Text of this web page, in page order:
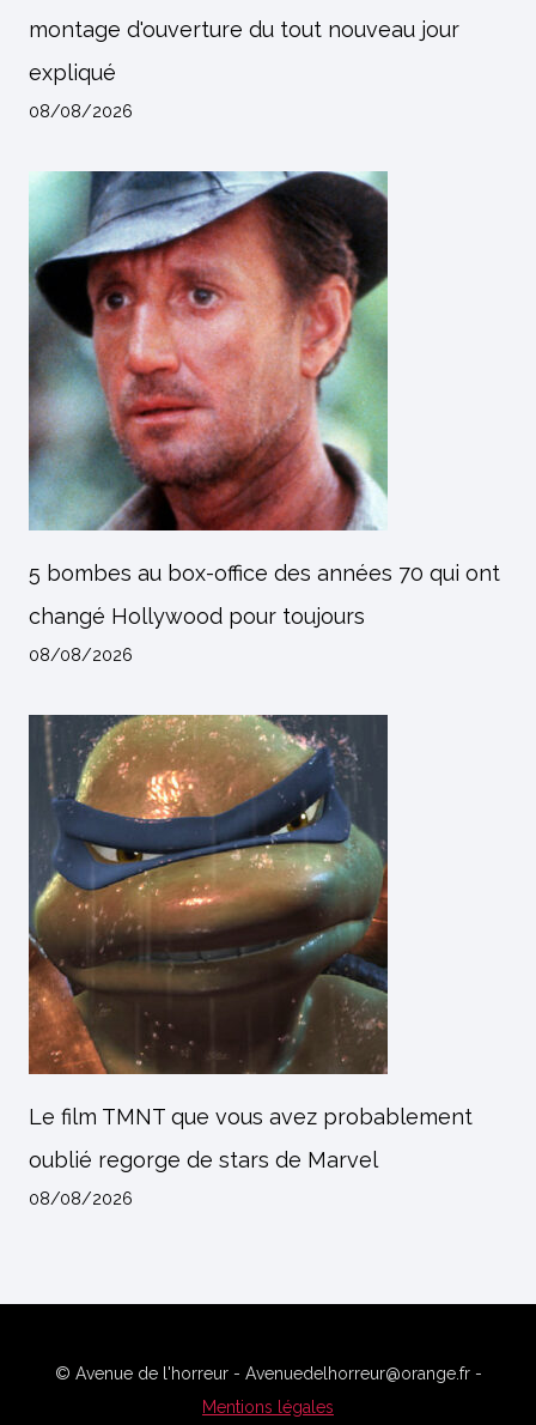
montage d'ouverture du tout nouveau jour
expliqué
08/08/2026
5 bombes au box-office des années 70 qui ont
changé Hollywood pour toujours
08/08/2026
Le film TMNT que vous avez probablement
oublié regorge de stars de Marvel
08/08/2026
© Avenue de l'horreur - Avenuedelhorreur@orange.fr -
Mentions légales